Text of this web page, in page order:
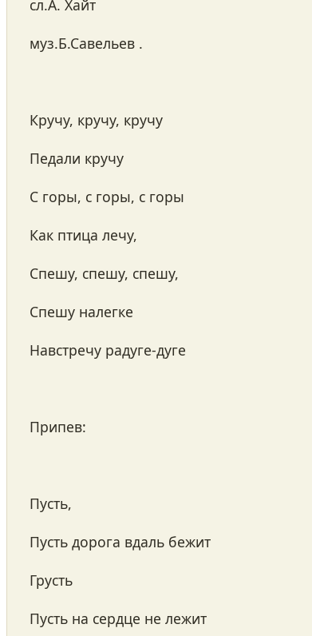
cл.А. Хайт
муз.Б.Савельев .
Кручу, кручу, кручу
Педали кручу
С горы, с горы, с горы
Как птица лечу,
Спешу, спешу, спешу,
Спешу налегке
Навстречу радуге-дуге
Припев:
Пусть,
Пусть дорога вдаль бежит
Грусть
Пусть на сердце не лежит